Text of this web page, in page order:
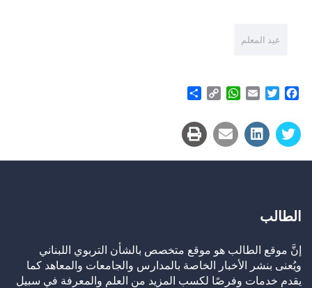
عيد المعلم
Facebook
Twitter
Email
WhatsApp
Copy
الطالب
إنَّ موقع الطالب هو موقع متخصص بالشأن التربوي اللبناني
ويُعنى بنشر الأخبار الخاصة بالمدارس والجامعات والمعاهد كما
يقدم خدمات وفرصًا لكسب المزيد من العلم والمعرفة في سبيل